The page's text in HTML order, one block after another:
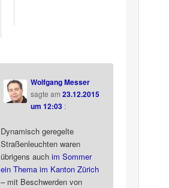
Wolfgang Messer
sagte am 23.12.2015
um 12:03 :
Dynamisch geregelte
Straßenleuchten waren
übrigens auch im Sommer
ein Thema im Kanton Zürich
– mit Beschwerden von